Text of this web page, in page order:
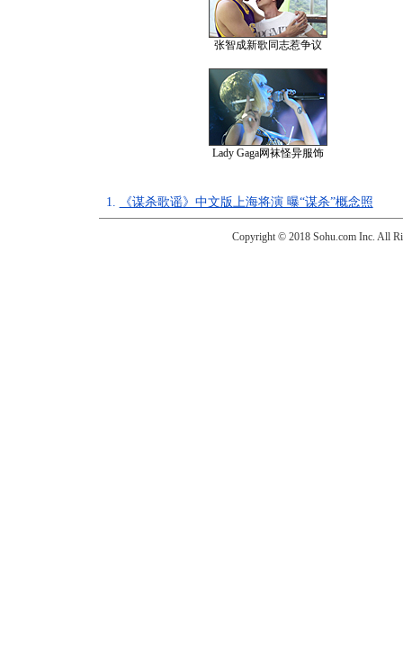
张智成新歌同志惹争议
Lady Gaga网袜怪异服饰
1. 《谋杀歌谣》中文版上海将演 曝“谋杀”概念照
Copyright © 2018 Sohu.com Inc. All